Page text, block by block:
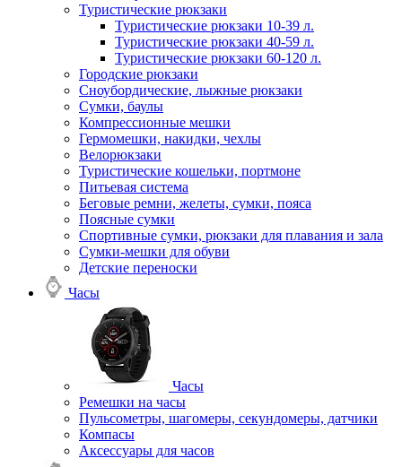
Туристические рюкзаки
Туристические рюкзаки 10-39 л.
Туристические рюкзаки 40-59 л.
Туристические рюкзаки 60-120 л.
Городские рюкзаки
Сноубордические, лыжные рюкзаки
Сумки, баулы
Компрессионные мешки
Гермомешки, накидки, чехлы
Велорюкзаки
Туристические кошельки, портмоне
Питьевая система
Беговые ремни, желеты, сумки, пояса
Поясные сумки
Спортивные сумки, рюкзаки для плавания и зала
Сумки-мешки для обуви
Детские переноски
Часы
Часы
Ремешки на часы
Пульсометры, шагомеры, секундомеры, датчики
Компасы
Аксессуары для часов